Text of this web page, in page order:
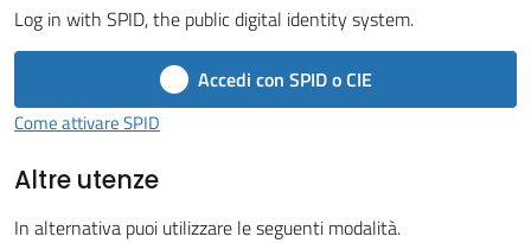
Servizi
il
Log in with SPID, the public digital identity system.
Accedi con SPID o CIE
Come attivare SPID
Altre utenze
In alternativa puoi utilizzare le seguenti modalità.